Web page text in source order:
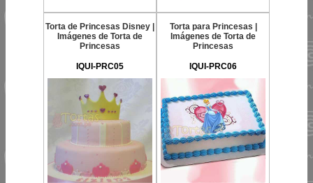
Torta de Princesas Disney |
Imágenes de Torta de
Princesas
IQUI-PRC05
Torta para Princesas |
Imágenes de Torta de
Princesas
IQUI-PRC06